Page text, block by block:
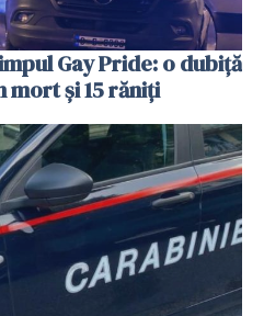
Gay Pride: o dubiță
mort și 15 răniți